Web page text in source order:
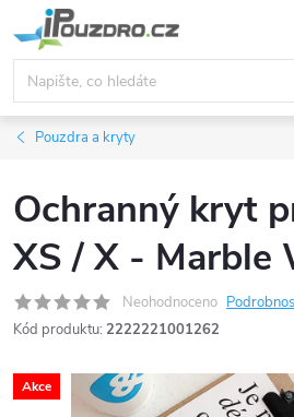
na
obsah
Pouzdra a kryty
Ochranný kryt
XS / X - Marble
Neohodnoceno
Kód produktu: 2222221001262
Akce